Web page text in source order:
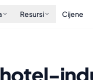
Resursi Cijene